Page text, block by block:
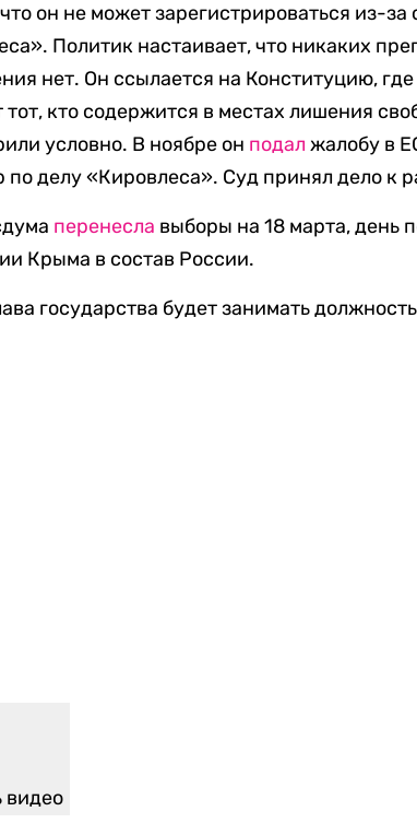
он не может зарегистрироваться из-
Политик настаивает, что никаких
нет. Он ссылается на Конституцию, где
тот, кто содержится в местах лишения
условно. В ноябре он подал жалобу в
по делу «Кировлеса». Суд принял дело к
перенесла выборы на 18 марта, день
Крыма в состав России.
государства будет занимать
видео